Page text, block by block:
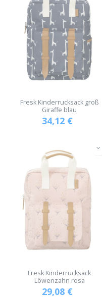
Fresk Kinderrucksack groß
Giraffe blau
34,12 €
Fresk Kinderrucksack
Löwenzahn rosa
29,08 €